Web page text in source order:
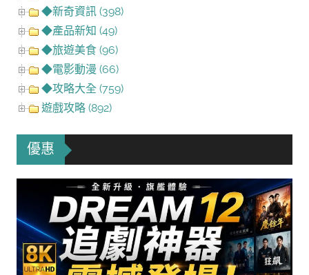
◆新奇資訊 (398)
◆產品新知 (49)
◆旅遊美食 (96)
◆電影動漫 (66)
◆攻略大全 (759)
遊戲攻略 (892)
優惠